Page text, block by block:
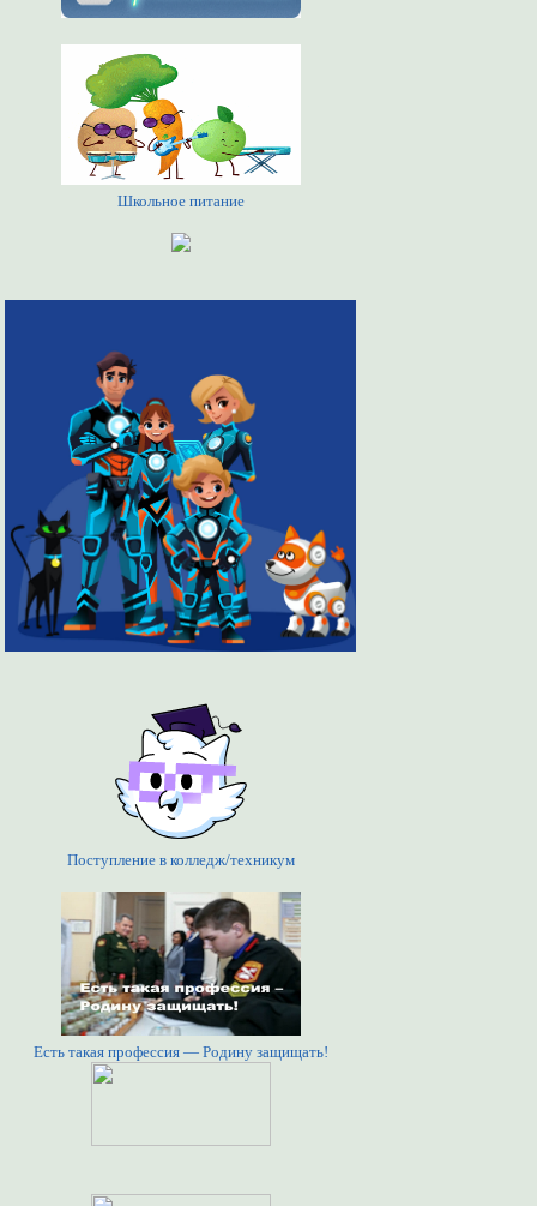
Школьное питание
Поступление в колледж/техникум
Есть такая профессия — Родину защищать!